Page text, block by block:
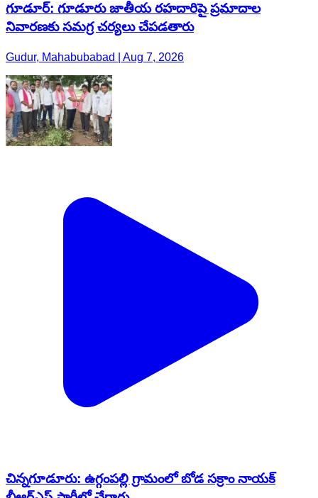
గూడూర్: గూడూరు జాతీయ రహదారిపై ప్రమాదాల
నివారణకు సమగ్ర చర్యలు చేపడతారు
Gudur, Mahabubabad | Aug 7, 2026
చిన్నగూడూరు: ఉగ్గంపల్లి గ్రామంలో బోడ సక్రాం నాయక్